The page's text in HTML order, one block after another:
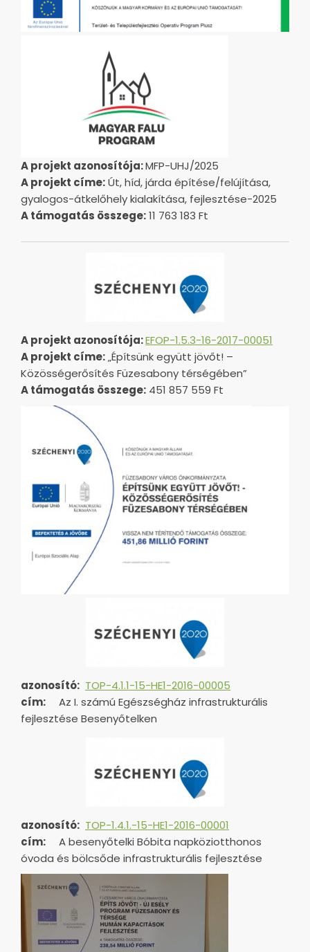
A projekt azonosítója:MFP-UHJ/2025
A projekt címe:Út, híd, járda építése/felújítása,
gyalogos-átkelőhely kialakítása, fejlesztése-2025
A támogatás összege:11 763 183 Ft
A projekt azonosítója:EFOP-1.5.3-16-2017-00051
A projekt címe:„Építsünk együtt jövőt! –
Közösségerősítés Füzesabony térségében”
A támogatás összege: 451 857 559 Ft
azonosító: TOP-4.1.1-15-HE1-2016-00005
cím:
Az I. számú Egészségház infrastrukturális
fejlesztése Besenyőtelken
azonosító: TOP-1.4.1.-15-HE1-2016-00001
cím:
A besenyőtelki Bóbita napköziotthonos
óvoda és bölcsőde infrastrukturális fejlesztése